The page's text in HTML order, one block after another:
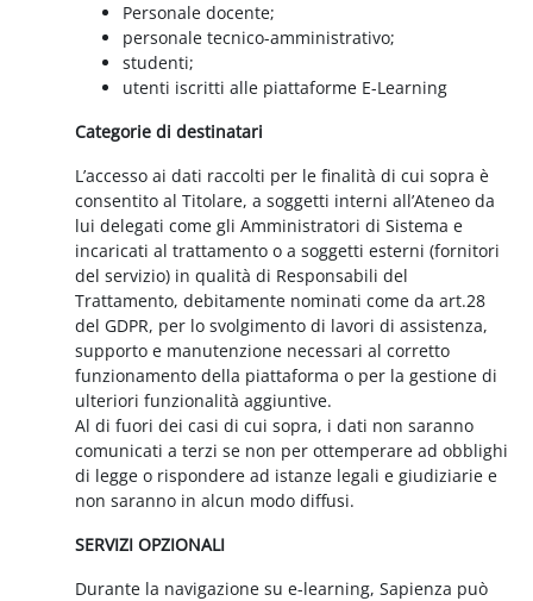
Personale docente;
personale tecnico-amministrativo;
studenti;
utenti iscritti alle piattaforme E-Learning
Categorie di destinatari
L’accesso ai dati raccolti per le finalità di cui sopra è
consentito al Titolare, a soggetti interni all’Ateneo da
lui delegati come gli Amministratori di Sistema e
incaricati al trattamento o a soggetti esterni (fornitori
del servizio) in qualità di Responsabili del
Trattamento, debitamente nominati come da art.28
del GDPR, per lo svolgimento di lavori di assistenza,
supporto e manutenzione necessari al corretto
funzionamento della piattaforma o per la gestione di
ulteriori funzionalità aggiuntive.
Al di fuori dei casi di cui sopra, i dati non saranno
comunicati a terzi se non per ottemperare ad obblighi
di legge o rispondere ad istanze legali e giudiziarie e
non saranno in alcun modo diffusi.
SERVIZI OPZIONALI
Durante la navigazione su e-learning, Sapienza può